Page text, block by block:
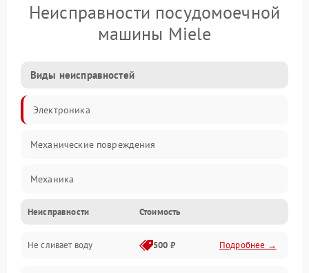
Неисправности посудомоечной
машины Miele
Виды неисправностей
Электроника
Механические повреждения
Механика
Управление
Электропитание
Неисправности Стоимость
Не сливает воду 500 ₽ Подробнее →